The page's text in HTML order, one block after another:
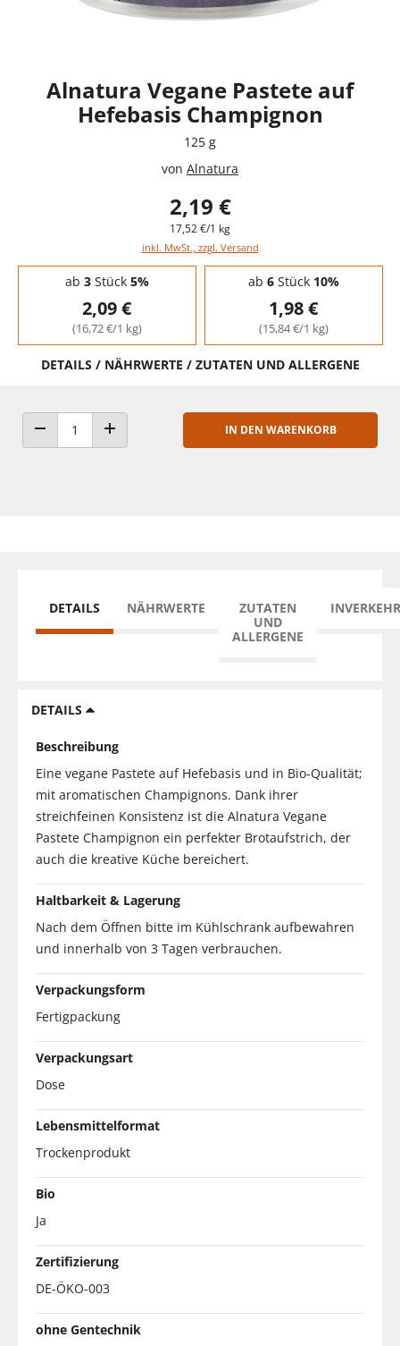
Alnatura Vegane Pastete auf
Hefebasis Champignon
125 g
von Alnatura
2,19 €
17,52 €/1 kg
inkl. MwSt., zzgl. Versand
Staffelpreise - Mengenrabatt
ab 3Stück 5%
2,09 €
(16,72 €/1 kg)
ab 6Stück 10%
1,98 €
(15,84 €/1 kg)
DETAILS / NÄHRWERTE / ZUTATEN UND ALLERGENE
ANZAHL VERRINGERNANZAHL ERHÖHEN
IN DEN WARENKORB
DETAILS NÄHRWERTE
ZUTATEN
UND
ALLERGENE
DETAILS
Beschreibung
Eine vegane Pastete auf Hefebasis und in Bio-Qualität;
mit aromatischen Champignons. Dank ihrer
streichfeinen Konsistenz ist die Alnatura Vegane
Pastete Champignon ein perfekter Brotaufstrich, der
auch die kreative Küche bereichert.
Haltbarkeit & Lagerung
Nach dem Öffnen bitte im Kühlschrank aufbewahren
und innerhalb von 3 Tagen verbrauchen.
Verpackungsform
Fertigpackung
Verpackungsart
Dose
Lebensmittelformat
Trockenprodukt
Bio
Ja
Zertifizierung
DE-ÖKO-003
ohne Gentechnik